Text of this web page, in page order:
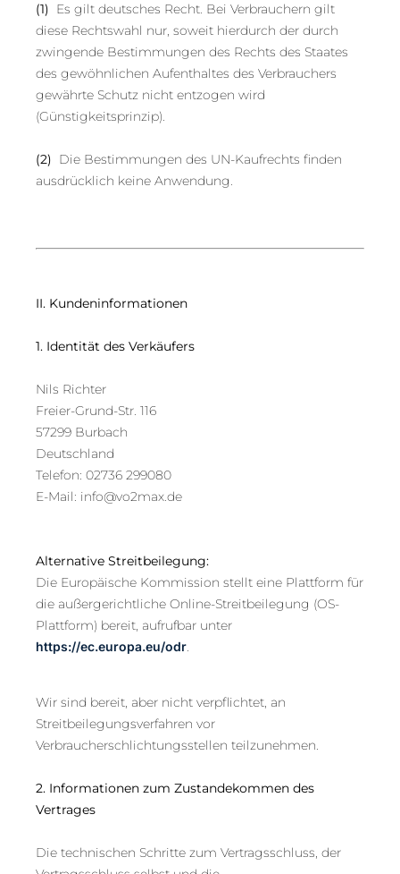
(1) Es gilt deutsches Recht. Bei Verbrauchern gilt
diese Rechtswahl nur, soweit hierdurch der durch
zwingende Bestimmungen des Rechts des Staates
des gewöhnlichen Aufenthaltes des Verbrauchers
gewährte Schutz nicht entzogen wird
(Günstigkeitsprinzip).
(2) Die Bestimmungen des UN-Kaufrechts finden
ausdrücklich keine Anwendung.
II. Kundeninformationen
1. Identität des Verkäufers
Nils Richter
Freier-Grund-Str. 116
57299 Burbach
Deutschland
Telefon: 02736 299080
E-Mail: info@vo2max.de
Alternative Streitbeilegung:
Die Europäische Kommission stellt eine Plattform für
die außergerichtliche Online-Streitbeilegung (OS-
Plattform) bereit, aufrufbar unter
https://ec.europa.eu/odr
Wir sind bereit, aber nicht verpflichtet, an
Streitbeilegungsverfahren vor
Verbraucherschlichtungsstellen teilzunehmen.
2. Informationen zum Zustandekommen des
Vertrages
Die technischen Schritte zum Vertragsschluss, der